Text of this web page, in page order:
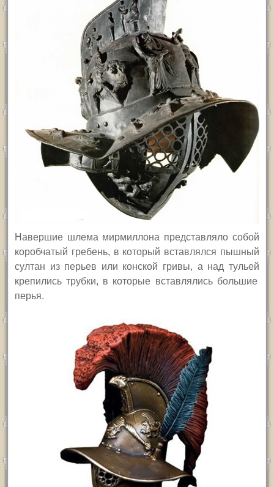
Навершие шлема мирмиллона представляло собой
коробчатый гребень, в который вставлялся пышный
султан из перьев или конской гривы, а над тульей
крепились трубки, в которые вставлялись большие
перья.